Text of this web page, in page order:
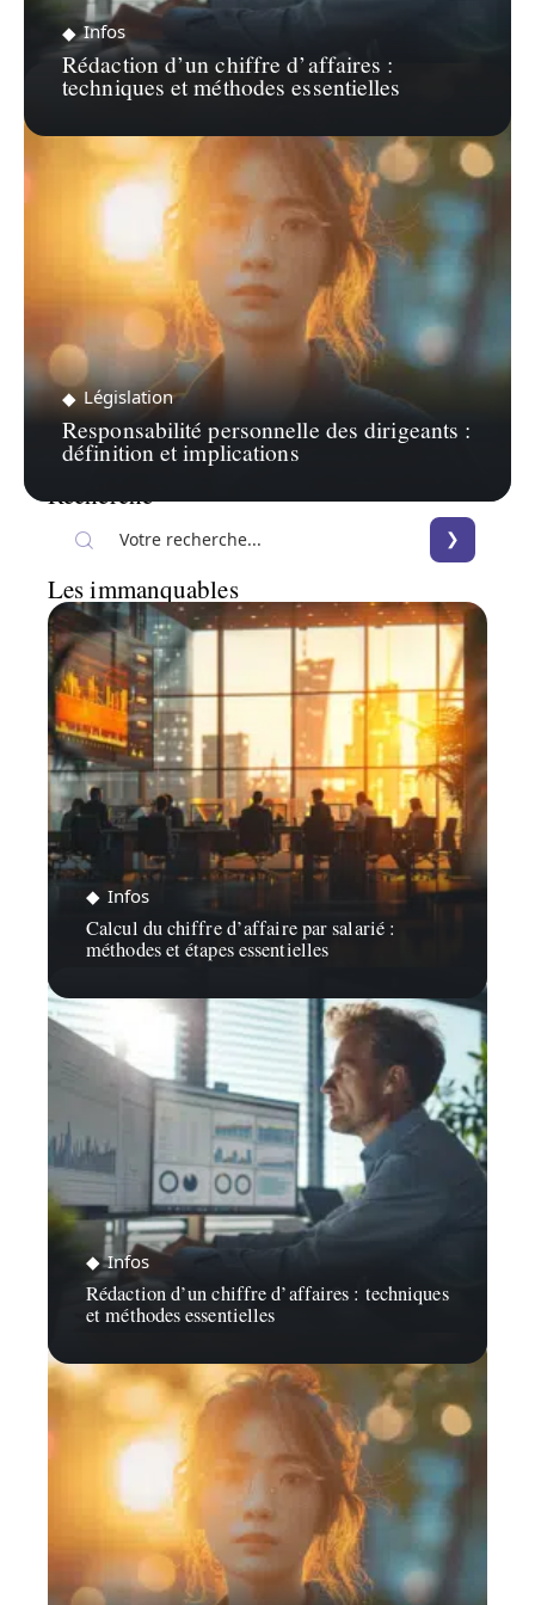
Infos
Rédaction d’un chiffre d’affaires :
techniques et méthodes essentielles
Législation
Responsabilité personnelle des dirigeants :
définition et implications
Recherche
Les immanquables
Infos
Calcul du chiffre d’affaire par salarié :
méthodes et étapes essentielles
Infos
Rédaction d’un chiffre d’affaires : techniques
et méthodes essentielles